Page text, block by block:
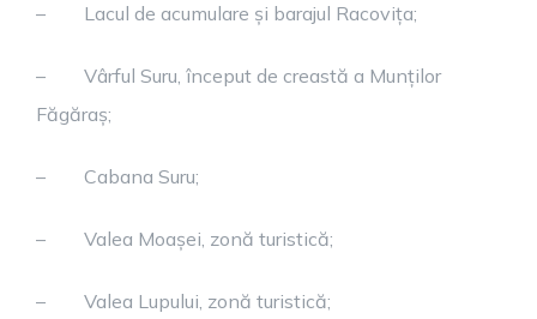
– Lacul de acumulare și barajul Racovița;
– Vârful Suru, început de creastă a Munților
Făgăraș;
– Cabana Suru;
– Valea Moașei, zonă turistică;
– Valea Lupului, zonă turistică;